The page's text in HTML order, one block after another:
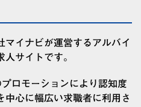
マイナビが運営するアルバイ
人サイトです。
ロモーションにより認知度
中心に幅広い求職者に利用さ